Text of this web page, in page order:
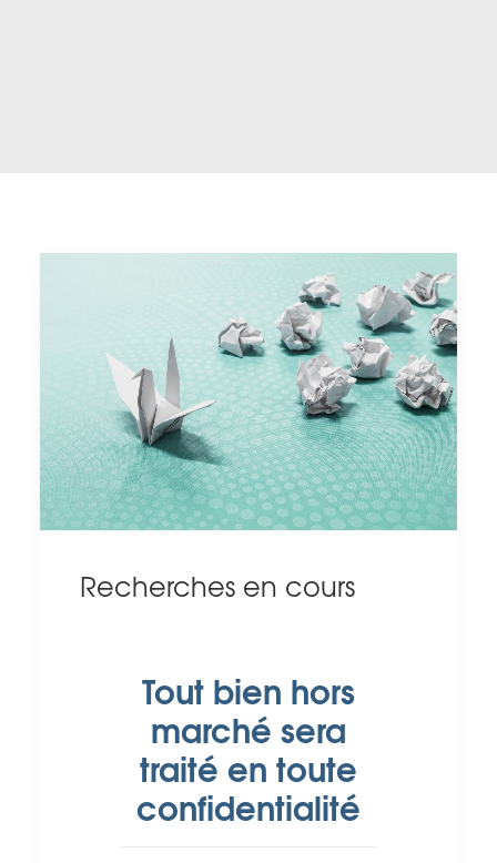
Recherches en cours
Tout bien hors
marché sera
traité en toute
confidentialité